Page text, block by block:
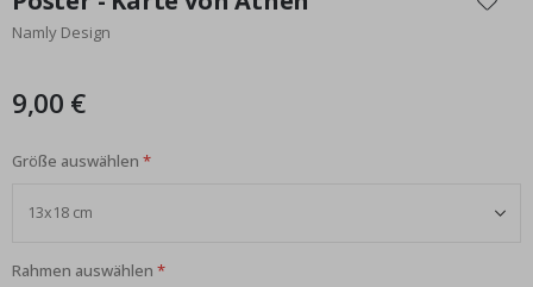
der
Bildgalerie
Namly Design
9,00 €
Größe auswählen
Rahmen auswählen